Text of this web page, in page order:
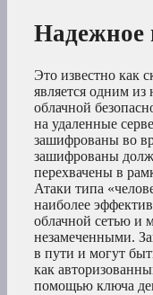
Это известно как
является одним из
облачной
на удаленные
зашифрованы во
зашифрованы
перехвачены в
Атаки типа
наиболее
облачной сетью и
незамеченными.
в пути и могут
как
помощью ключа